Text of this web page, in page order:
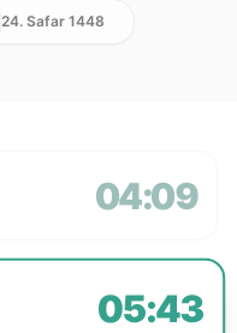
24. Safar 1448
04:09
05:43